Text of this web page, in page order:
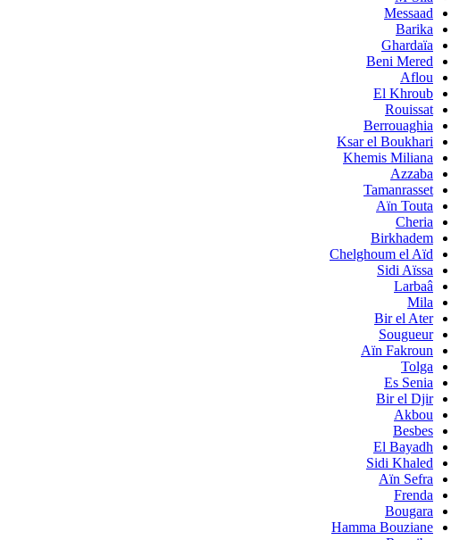
Messaad
Barika
Ghardaïa
Beni Mered
Aflou
El Khroub
Rouissat
Berrouaghia
Ksar el Boukhari
Khemis Miliana
Azzaba
Tamanrasset
Aïn Touta
Cheria
Birkhadem
Chelghoum el Aïd
Sidi Aïssa
Larbaâ
Mila
Bir el Ater
Sougueur
Aïn Fakroun
Tolga
Es Senia
Bir el Djir
Akbou
Besbes
El Bayadh
Sidi Khaled
Aïn Sefra
Frenda
Bougara
Hamma Bouziane